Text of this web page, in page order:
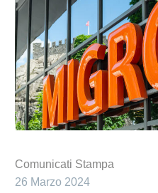
Comunicati Stampa
26 Marzo 2024